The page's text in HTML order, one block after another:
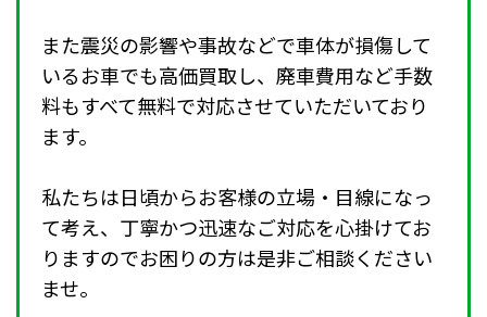
また震災の影響や事故などで車体が損傷して
いるお車でも高価買取し、廃車費用など手数
料もすべて無料で対応させていただいており
ます。
私たちは日頃からお客様の立場・目線になっ
て考え、丁寧かつ迅速なご対応を心掛けてお
りますのでお困りの方は是非ご相談ください
ませ。